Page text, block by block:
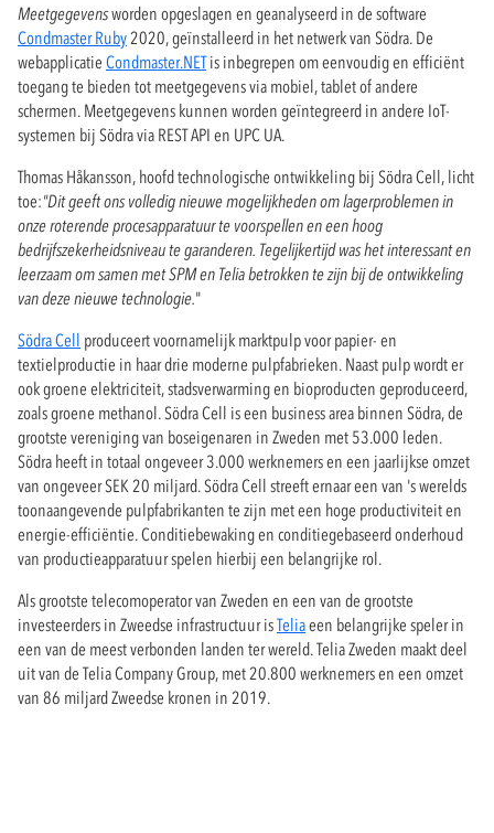
Meetgegevensworden opgeslagen en geanalyseerd in de software
Condmaster Ruby 2020, geïnstalleerd in het netwerk van Södra. De
webapplicatie Condmaster.NETis inbegrepen om eenvoudig en efficiënt
toegang te bieden tot meetgegevens via mobiel, tablet of andere
schermen. Meetgegevens kunnen worden geïntegreerd in andere IoT-
systemen bij Södra via REST API en UPC UA.
Thomas Håkansson, hoofd technologische ontwikkeling bij Södra Cell, licht
toe:"Dit geeft ons volledig nieuwe mogelijkheden om lagerproblemen in
onze roterende procesapparatuur te voorspellen en een hoog
bedrijfszekerheidsniveau te garanderen. Tegelijkertijd was het interessant en
leerzaam om samen met SPM en Telia betrokken te zijn bij de ontwikkeling
van deze nieuwe technologie."
Södra Cell produceert voornamelijk marktpulp voor papier- en
textielproductie in haar drie moderne pulpfabrieken. Naast pulp wordt er
ook groene elektriciteit, stadsverwarming en bioproducten geproduceerd,
zoals groene methanol. Södra Cell is een business area binnen Södra, de
grootste vereniging van boseigenaren in Zweden met 53.000 leden.
Södra heeft in totaal ongeveer 3.000 werknemers en een jaarlijkse omzet
van ongeveer SEK 20 miljard. Södra Cell streeft ernaar een van 's werelds
toonaangevende pulpfabrikanten te zijn met een hoge productiviteit en
energie-efficiëntie. Conditiebewaking en conditiegebaseerd onderhoud
van productieapparatuur spelen hierbij een belangrijke rol.
Als grootste telecomoperator van Zweden en een van de grootste
investeerders in Zweedse infrastructuur isTeliaeen belangrijke speler in
een van de meest verbonden landen ter wereld. Telia Zweden maakt deel
uit van de Telia Company Group, met 20.800 werknemers en een omzet
van 86 miljard Zweedse kronen in 2019.